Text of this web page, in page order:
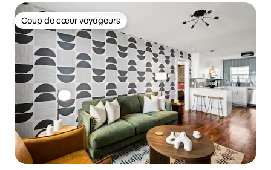
Coup de cœur voyageurs
Coup de cœur voyageurs